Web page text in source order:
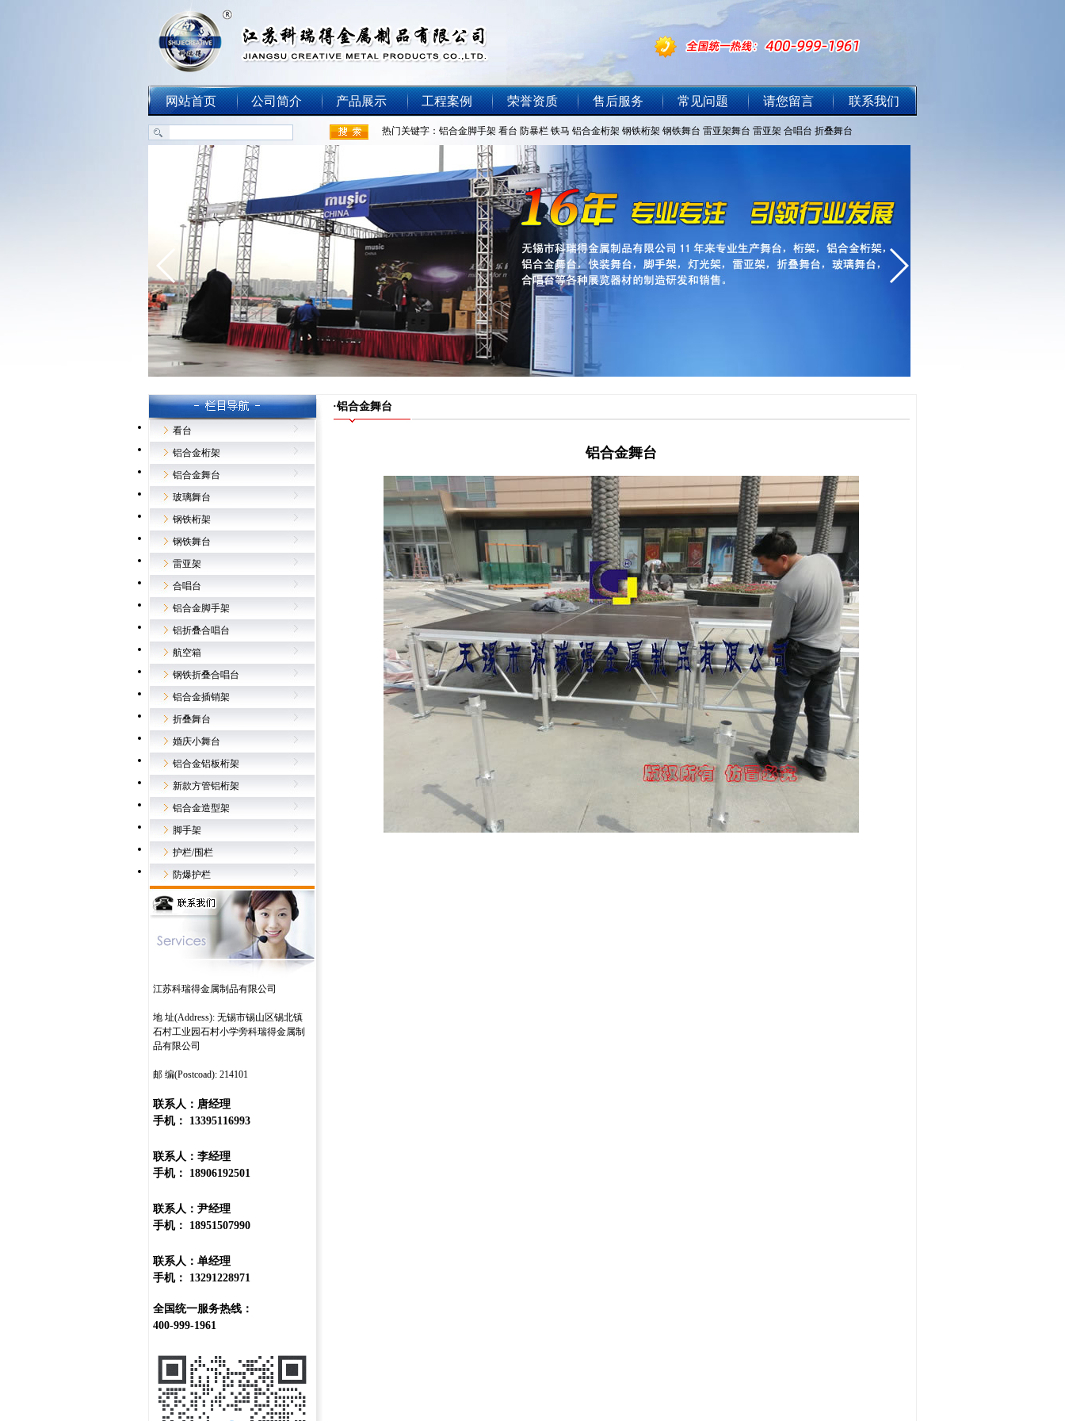
网站首页 公司简介 产品展示 工程案例 荣誉资质 售后服务 常见问题 请您留言 联系我们
热门关键字： 铝合金脚手架 看台 防暴栏 铁马 铝合金桁架 钢铁桁架 钢铁舞台 雷亚架舞台 雷亚架 合唱台 折叠舞台
看台
铝合金桁架
铝合金舞台
玻璃舞台
钢铁桁架
钢铁舞台
雷亚架
合唱台
铝合金脚手架
铝折叠合唱台
航空箱
钢铁折叠合唱台
铝合金插销架
折叠舞台
婚庆小舞台
铝合金铝板桁架
新款方管铝桁架
铝合金造型架
脚手架
护栏/围栏
防爆护栏
江苏科瑞得金属制品有限公司
地 址(Address): 无锡市锡山区锡北镇
石村工业园石村小学旁科瑞得金属制
品有限公司
邮 编(Postcoad): 214101
联系人：唐经理
手机： 13395116993
联系人：李经理
手机： 18906192501
联系人：尹经理
手机： 18951507990
联系人：单经理
手机： 13291228971
全国统一服务热线：
400-999-1961
·铝合金舞台
铝合金舞台